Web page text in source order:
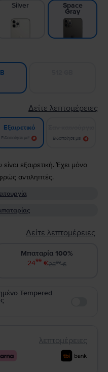
Silver Space
Gray
Δείτε λεπτομέρειες
Εξαιρετικό
Ειδοποίησε με! Ειδοποίησε με!
εξαιρετική. Έχει μόνο
αντιληπτές.
Δείτε λεπτομέρειες
Μπαταρία 100%
2499€2899€
Tempered
λεπτομέρειες